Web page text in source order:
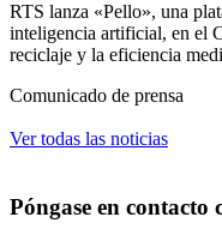
RTS lanza «Pello», una
inteligencia artificial, en el
reciclaje y la eficiencia
Comunicado de prensa
Ver todas las noticias
Póngase en contacto